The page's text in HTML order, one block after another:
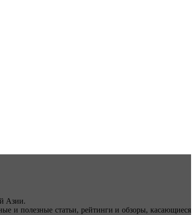
Азии.
и полезные статьи, рейтинги и обзоры, касающиеся